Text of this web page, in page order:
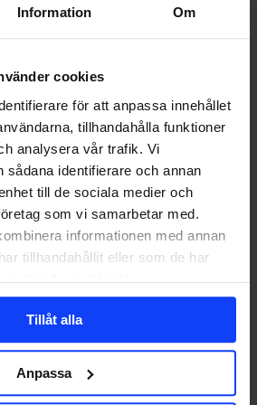
Information Om
cookies
för att anpassa innehållet
tillhandahålla funktioner
analysera vår trafik. Vi
sådana identifierare och annan
till de sociala medier och
som vi samarbetar med.
informationen med annan
tillhandahållit eller som de har
deras tjänster.
Tillåt alla
Anpassa
är
2026
mest
avgörande
trender
inom
digital
marknadsföring
–
hittills
trender inom digital
de senaste åren mest handlade om att